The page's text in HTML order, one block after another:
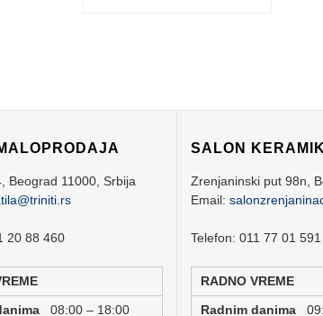
Beograd 11000, Srbija
20 88 460
08:00 – 18:00
SALON
Zrenjaninski put 98n,
Email:
Telefon: 011 77 01 591
RADNO VREME
Radnim danima